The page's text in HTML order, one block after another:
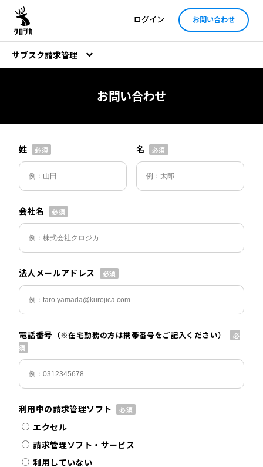
ログイン お問い合わせ
サブスク請求管理
お問い合わせ
姓 名
会社名
法人メールアドレス
電話番号 （※在宅勤務の方は携帯番号をご記入ください）
利用中の請求管理ソフト
エクセル
請求管理ソフト・サービス
利用していない